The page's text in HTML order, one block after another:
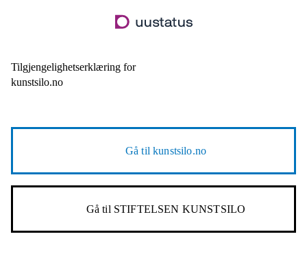
til
Tilgjengelighetserklæring for
kunstsilo.no
Gå tilkunstsilo.no
Gå til STIFTELSEN KUNSTSILO